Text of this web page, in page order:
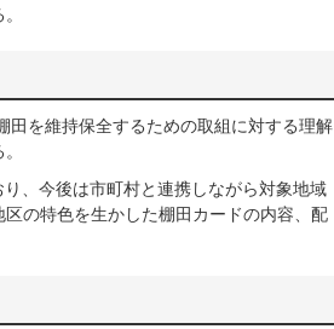
を維持保全するための取組に対する理解
、今後は市町村と連携しながら対象地域
の特色を生かした棚田カードの内容、配